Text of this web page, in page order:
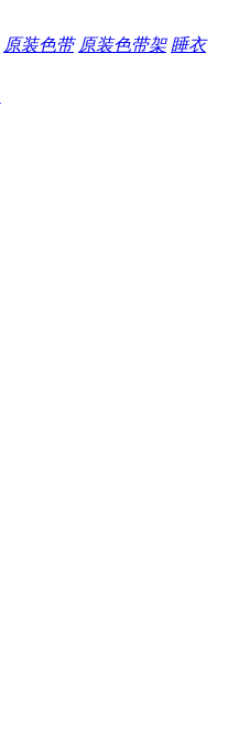
原装色带 原装色带架 睡衣